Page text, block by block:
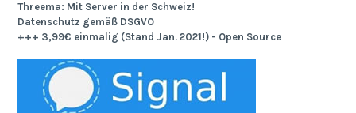
Threema: Mit Server in der Schweiz!
Datenschutz gemäß DSGVO
+++ 3,99€ einmalig (Stand Jan. 2021!) - Open Source